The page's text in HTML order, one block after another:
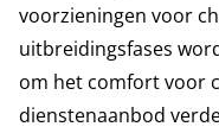
voorzieningen voor
uitbreidingsfases
om het comfort voor
dienstenaanbod